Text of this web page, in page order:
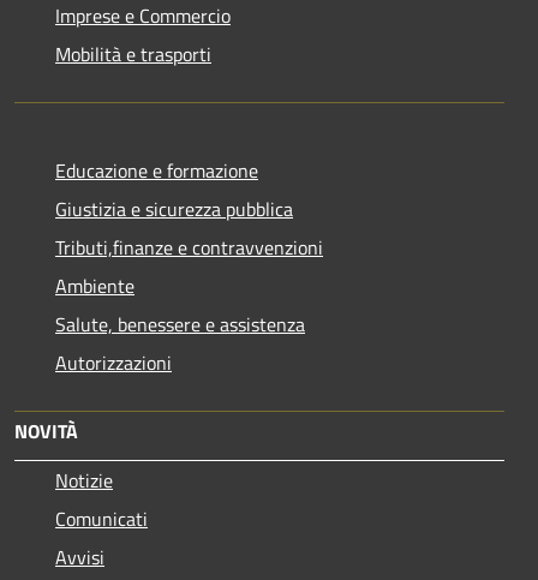
Imprese e Commercio
Mobilità e trasporti
Educazione e formazione
Giustizia e sicurezza pubblica
Tributi,finanze e contravvenzioni
Ambiente
Salute, benessere e assistenza
Autorizzazioni
NOVITÀ
Notizie
Comunicati
Avvisi